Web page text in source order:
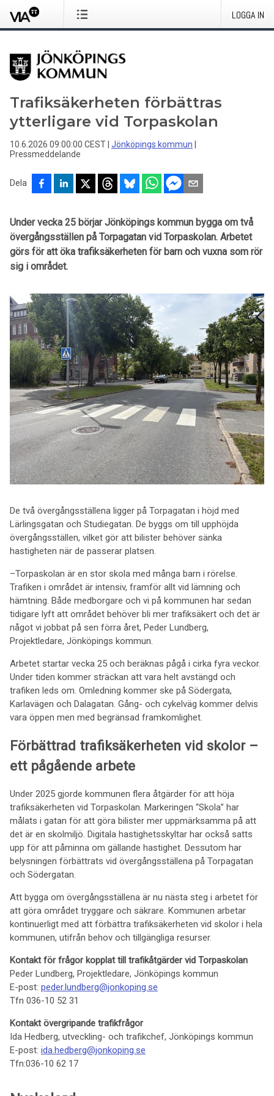
LOGGA IN
Trafiksäkerheten förbättras
ytterligare vid Torpaskolan
10.6.2026 09:00:00 CEST Jönköpings kommun
Pressmeddelande
Dela
Under vecka 25 börjar Jönköpings kommun bygga om två
övergångsställen på Torpagatan vid Torpaskolan. Arbetet
görs för att öka trafiksäkerheten för barn och vuxna som rör
sig i området.
De två övergångsställena ligger på Torpagatan i höjd med
Lärlingsgatan och Studiegatan. De byggs om till upphöjda
övergångsställen, vilket gör att bilister behöver sänka
hastigheten när de passerar platsen.
–Torpaskolan är en stor skola med många barn i rörelse.
Trafiken i området är intensiv, framför allt vid lämning och
hämtning. Både medborgare och vi på kommunen har sedan
tidigare lyft att området behöver bli mer trafiksäkert och det är
något vi jobbat på sen förra året, Peder Lundberg,
Projektledare, Jönköpings kommun.
Arbetet startar vecka 25 och beräknas pågå i cirka fyra veckor.
Under tiden kommer sträckan att vara helt avstängd och
trafiken leds om. Omledning kommer ske på Södergata,
Karlavägen och Dalagatan. Gång- och cykelväg kommer delvis
vara öppen men med begränsad framkomlighet.
Förbättrad trafiksäkerheten vid skolor –
ett pågående arbete
Under 2025 gjorde kommunen flera åtgärder för att höja
trafiksäkerheten vid Torpaskolan. Markeringen “Skola” har
målats i gatan för att göra bilister mer uppmärksamma på att
det är en skolmiljö. Digitala hastighetsskyltar har också satts
upp för att påminna om gällande hastighet. Dessutom har
belysningen förbättrats vid övergångsställena på Torpagatan
och Södergatan.
Att bygga om övergångsställena är nu nästa steg i arbetet för
att göra området tryggare och säkrare. Kommunen arbetar
kontinuerligt med att förbättra trafiksäkerheten vid skolor i hela
kommunen, utifrån behov och tillgängliga resurser.
Kontakt för frågor kopplat till trafikåtgärder vid Torpaskolan
Peder Lundberg, Projektledare, Jönköpings kommun
E-post: peder.lundberg@jonkoping.se
Tfn 036-10 52 31
Kontakt övergripande trafikfrågor
Ida Hedberg, utveckling- och trafikchef, Jönköpings kommun
E-post: ida.hedberg@jonkoping.se
Tfn:036-10 62 17